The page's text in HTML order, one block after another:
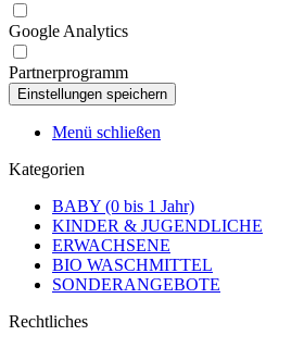
Google Analytics
Partnerprogramm
Menü schließen
Kategorien
BABY (0 bis 1 Jahr)
KINDER & JUGENDLICHE
ERWACHSENE
BIO WASCHMITTEL
SONDERANGEBOTE
Rechtliches